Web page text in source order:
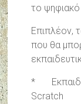
το
Επιπλέον,
που θα
*
Scratch